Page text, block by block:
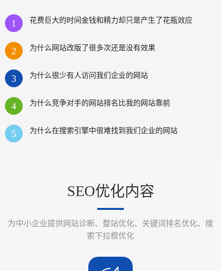
1 花费巨大的时间金钱和精力却只是产生了花瓶效应
2 为什么网站改版了很多次还是没有效果
3 为什么很少有人访问我们企业的网站
4 为什么竞争对手的网站排名比我的网站靠前
5 为什么在搜索引擎中很难找到我们企业的网站
SEO优化内容
为中小企业提供网站诊断、整站优化、关键词排名优化、搜
索下拉框优化